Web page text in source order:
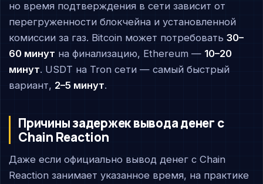
но время подтверждения в сети зависит от
перегруженности блокчейна и установленной
комиссии за газ. Bitcoin может потребовать30–
60 минут на финализацию, Ethereum — 10–20
минут. USDT на Tron сети — самый быстрый
вариант, 2–5 минут.
Причины задержек вывода денег с
Chain Reaction
Даже если официально вывод денег с Chain
Reaction занимает указанное время, на практике